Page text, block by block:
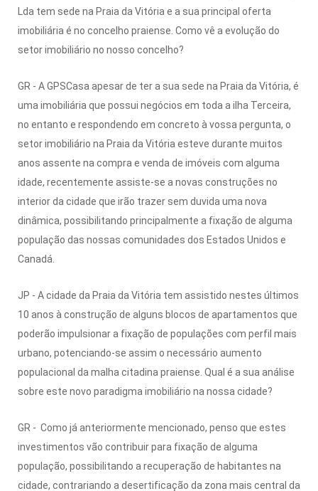
Lda tem sede na Praia da Vitória e a sua principal oferta
imobiliária é no concelho praiense. Como vê a evolução do
setor imobiliário no nosso concelho?
GR - A GPSCasa apesar de ter a sua sede na Praia da Vitória, é
uma imobiliária que possui negócios em toda a ilha Terceira,
no entanto e respondendo em concreto à vossa pergunta, o
setor imobiliário na Praia da Vitória esteve durante muitos
anos assente na compra e venda de imóveis com alguma
idade, recentemente assiste-se a novas construções no
interior da cidade que irão trazer sem duvida uma nova
dinâmica, possibilitando principalmente a fixação de alguma
população das nossas comunidades dos Estados Unidos e
Canadá.
JP - A cidade da Praia da Vitória tem assistido nestes últimos
10 anos à construção de alguns blocos de apartamentos que
poderão impulsionar a fixação de populações com perfil mais
urbano, potenciando-se assim o necessário aumento
populacional da malha citadina praiense. Qual é a sua análise
sobre este novo paradigma imobiliário na nossa cidade?
GR - Como já anteriormente mencionado, penso que estes
investimentos vão contribuir para fixação de alguma
população, possibilitando a recuperação de habitantes na
cidade, contrariando a desertificação da zona mais central da